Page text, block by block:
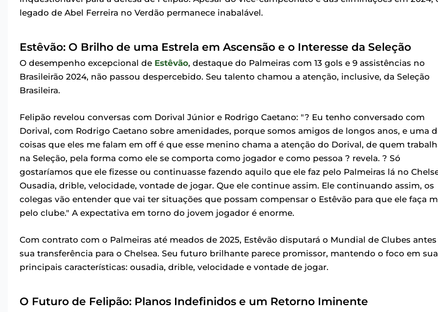
legado de Abel Ferreira no Verdão permanece inabalável.
Estêvão: O Brilho de uma Estrela em Ascensão e o Interesse da Seleção
O desempenho excepcional de Estêvão, destaque do Palmeiras com 13 gols e 9 assistências no
Brasileirão 2024, não passou despercebido. Seu talento chamou a atenção, inclusive, da Seleção
Brasileira.
Felipão revelou conversas com Dorival Júnior e Rodrigo Caetano: "? Eu tenho conversado com
Dorival, com Rodrigo Caetano sobre amenidades, porque somos amigos de longos anos, e uma
coisas que eles me falam em off é que esse menino chama a atenção do Dorival, de quem
na Seleção, pela forma como ele se comporta como jogador e como pessoa ? revela. ? Só
gostaríamos que ele fizesse ou continuasse fazendo aquilo que ele faz pelo Palmeiras lá no
Ousadia, drible, velocidade, vontade de jogar. Que ele continue assim. Ele continuando assim, os
colegas vão entender que vai ter situações que possam compensar o Estêvão para que ele faça
pelo clube." A expectativa em torno do jovem jogador é enorme.
Com contrato com o Palmeiras até meados de 2025, Estêvão disputará o Mundial de Clubes
sua transferência para o Chelsea. Seu futuro brilhante parece promissor, mantendo o foco em
principais características: ousadia, drible, velocidade e vontade de jogar.
O Futuro de Felipão: Planos Indefinidos e um Retorno Iminente